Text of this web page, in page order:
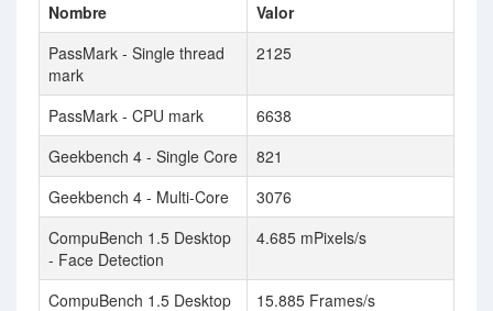
Nombre
Valor
PassMark - Single thread
mark
2125
PassMark - CPU mark
6638
Geekbench 4 - Single Core
821
Geekbench 4 - Multi-Core
3076
CompuBench 1.5 Desktop
- Face Detection
4.685 mPixels/s
CompuBench 1.5 Desktop 15.885 Frames/s